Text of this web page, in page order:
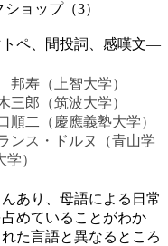
ョップ（3）
トペ、間投詞、感嘆文―
寿（上智大学）
三郎（筑波大学）
順二（慶應義塾大学）
ンス・ドルヌ（青山学
学）
あり、母語による日常
めていることがわか
た言語と異なるところ